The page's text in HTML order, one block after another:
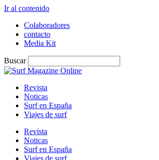
Ir al contenido
Colaboradores
contacto
Media Kit
Buscar
Revista
Noticas
Surf en España
Viajes de surf
Revista
Noticas
Surf en España
Viajes de surf